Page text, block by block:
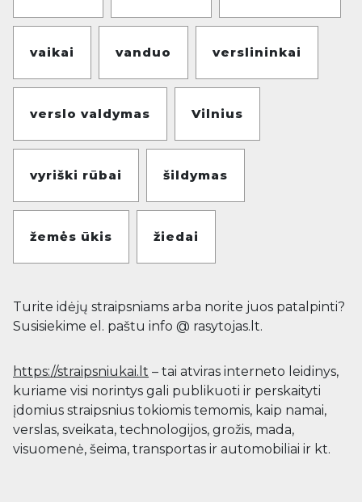
vaikai vanduo verslininkai
verslo valdymas Vilnius
vyriški rūbai šildymas
žemės ūkis žiedai
Turite idėjų straipsniams arba norite juos patalpinti?
Susisiekime el. paštu info @ rasytojas.lt.
https://straipsniukai.lt – tai atviras interneto leidinys,
kuriame visi norintys gali publikuoti ir perskaityti
įdomius straipsnius tokiomis temomis, kaip namai,
verslas, sveikata, technologijos, grožis, mada,
visuomenė, šeima, transportas ir automobiliai ir kt.